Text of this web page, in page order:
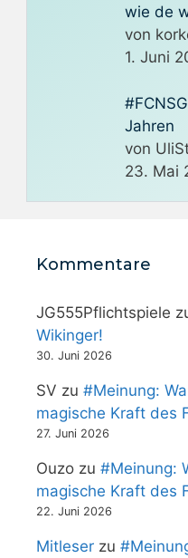
wie de
von
1. Juni
Jahren
von
23. Mai
Kommentare
JG555Pflichtspiele
Wikinger!
30. Juni 2026
SV zu #Meinung:
magische Kraft des
27. Juni 2026
Ouzo zu #Meinung:
magische Kraft des
22. Juni 2026
Mitleser zu